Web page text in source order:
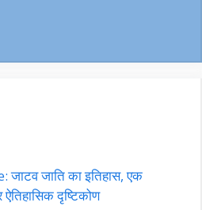
जाटव जाति का इतिहास, एक
दृष्टिकोण